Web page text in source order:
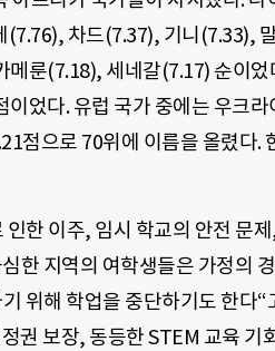
(7.76), 차드(7.37), 기니(7.33),
룬(7.18), 세네갈(7.17) 순이었
었다. 유럽 국가 중에는 우크라
점으로 70위에 이름을 올렸다.
한 이주, 임시 학교의 안전 문
한 지역의 여학생들은 가정의
위해 학업을 중단하기도 한다“
권 보장, 동등한 STEM 교육 기